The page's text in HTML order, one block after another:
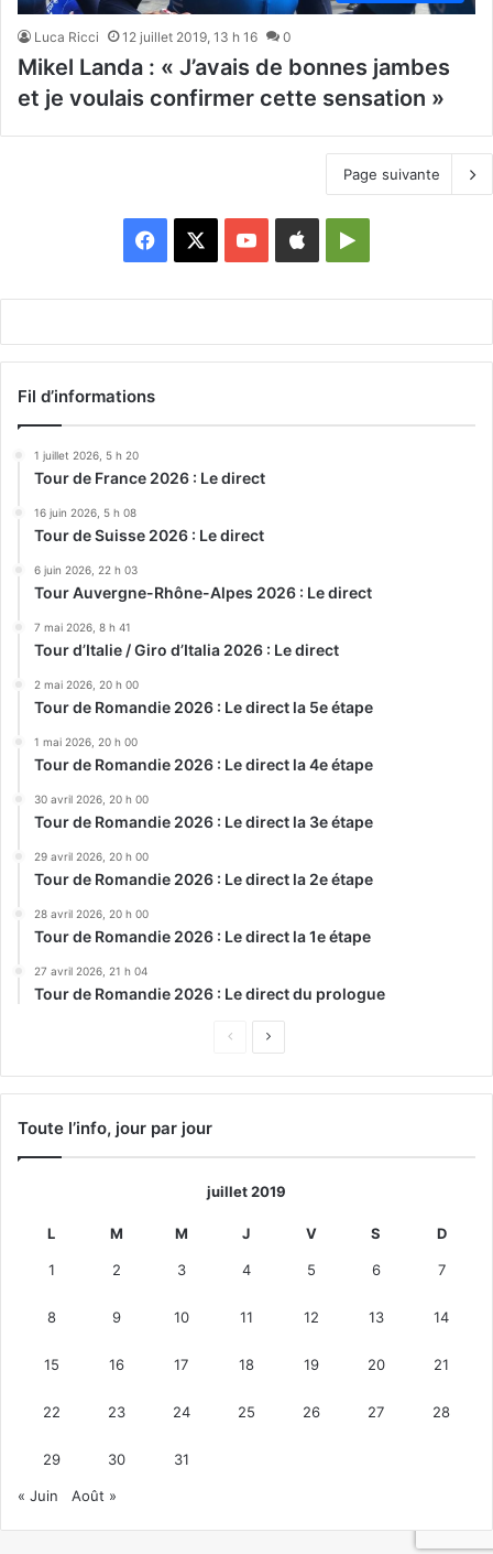
Luca Ricci 12 juillet 2019, 13 h 16 0
Mikel Landa : « J’avais de bonnes jambes
et je voulais confirmer cette sensation »
Page suivante
Facebook YouTubeAppleGoogle
Fil d’informations
1 juillet 2026, 5 h 20
Tour de France 2026 : Le direct
16 juin 2026, 5 h 08
Tour de Suisse 2026 : Le direct
6 juin 2026, 22 h 03
Tour Auvergne-Rhône-Alpes 2026 : Le direct
7 mai 2026, 8 h 41
Tour d’Italie / Giro d’Italia 2026 : Le direct
2 mai 2026, 20 h 00
Tour de Romandie 2026 : Le direct la 5e étape
1 mai 2026, 20 h 00
Tour de Romandie 2026 : Le direct la 4e étape
30 avril 2026, 20 h 00
Tour de Romandie 2026 : Le direct la 3e étape
29 avril 2026, 20 h 00
Tour de Romandie 2026 : Le direct la 2e étape
28 avril 2026, 20 h 00
Tour de Romandie 2026 : Le direct la 1e étape
27 avril 2026, 21 h 04
Tour de Romandie 2026 : Le direct du prologue
Page
Page
Toute l’info, jour par jour
juillet 2019
L M M J V S D
1 2 3 4 5 6 7
8 9 10 11 12 13 14
15 16 17 18 19 20 21
22 23 24 25 26 27 28
29 30 31
« Juin Août »